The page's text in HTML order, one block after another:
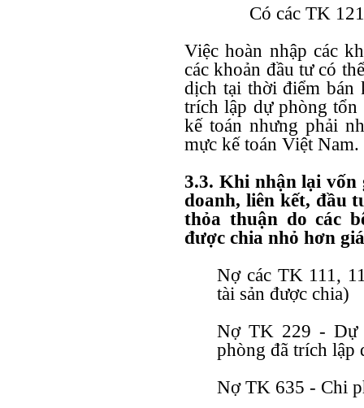
Có các TK
Việc hoàn nhập các
các khoản đầu tư có
dịch tại thời điểm bán
trích lập dự phòng
kế toán nhưng phải
mực kế toán Việt Nam.
3.3. Khi nhận lại vốn
doanh, liên kết, đầu
thỏa thuận do các
được chia nhỏ hơn
Nợ các TK 111,
tài sản được chia)
Nợ TK 229 - Dự
phòng đã trích lập
Nợ TK 635 - Chi